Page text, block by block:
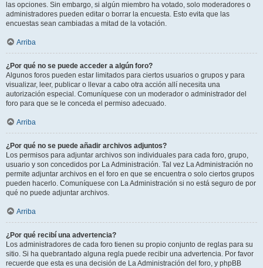
las opciones. Sin embargo, si algún miembro ha votado, solo moderadores o
administradores pueden editar o borrar la encuesta. Esto evita que las
encuestas sean cambiadas a mitad de la votación.
Arriba
¿Por qué no se puede acceder a algún foro?
Algunos foros pueden estar limitados para ciertos usuarios o grupos y para
visualizar, leer, publicar o llevar a cabo otra acción allí necesita una
autorización especial. Comuníquese con un moderador o administrador del
foro para que se le conceda el permiso adecuado.
Arriba
¿Por qué no se puede añadir archivos adjuntos?
Los permisos para adjuntar archivos son individuales para cada foro, grupo,
usuario y son concedidos por La Administración. Tal vez La Administración no
permite adjuntar archivos en el foro en que se encuentra o solo ciertos grupos
pueden hacerlo. Comuníquese con La Administración si no está seguro de por
qué no puede adjuntar archivos.
Arriba
¿Por qué recibí una advertencia?
Los administradores de cada foro tienen su propio conjunto de reglas para su
sitio. Si ha quebrantado alguna regla puede recibir una advertencia. Por favor
recuerde que esta es una decisión de La Administración del foro, y phpBB